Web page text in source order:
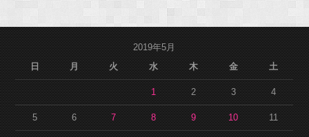
2019年5月
日
月 火 水 木 金 土
1 2 3 4
5 6 7 8 9 10 11